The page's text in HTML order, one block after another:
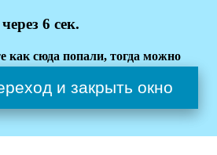
через 6 сек.
как сюда попали, тогда можно
и закрыть окно